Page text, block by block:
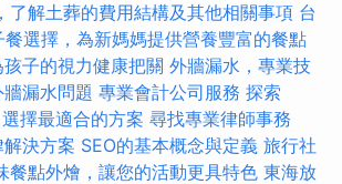
了解土葬的費用結構及其他相關事項 台
餐選擇，為新媽媽提供營養豐富的餐點
子的視力健康把關 外牆漏水，專業技
漏水問題 專業會計公司服務 探索
擇最適合的方案 尋找專業律師事務
決方案 SEO的基本概念與定義 旅行社
餐點外燴，讓您的活動更具特色 東海放